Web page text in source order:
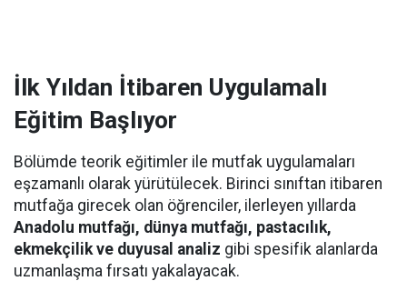
İlk Yıldan İtibaren Uygulamalı
Eğitim Başlıyor
Bölümde teorik eğitimler ile mutfak uygulamaları
eşzamanlı olarak yürütülecek. Birinci sınıftan itibaren
mutfağa girecek olan öğrenciler, ilerleyen yıllarda
Anadolu mutfağı, dünya mutfağı, pastacılık,
ekmekçilik ve duyusal analiz gibi spesifik alanlarda
uzmanlaşma fırsatı yakalayacak.